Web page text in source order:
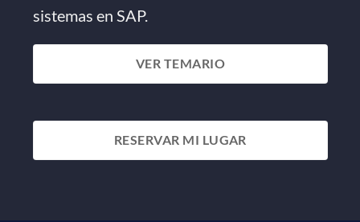
sistemas en SAP.
VER TEMARIO
RESERVAR MI LUGAR